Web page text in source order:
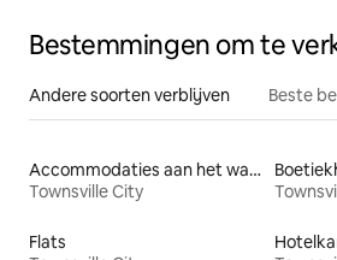
Bestemmingen om te
Andere soorten verblijven Beste
Accommodaties aan het water
Townsville City
Flats